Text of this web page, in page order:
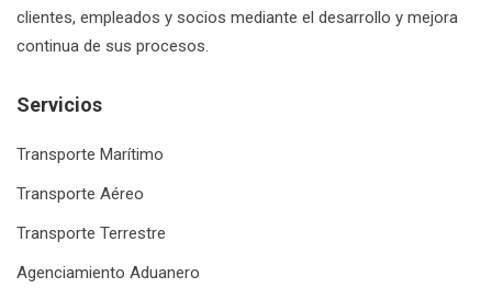
clientes, empleados y socios mediante el desarrollo y mejora
continua de sus procesos.
Servicios
Transporte Marítimo
Transporte Aéreo
Transporte Terrestre
Agenciamiento Aduanero